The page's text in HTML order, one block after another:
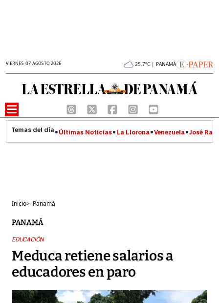
VIERNES 07 AGOSTO 2026 25.7°C | PANAMÁ
Últimas Noticias La Llorona Venezuela José
Inicio> Panamá
PANAMÁ
EDUCACIÓN
Meduca retiene salarios a
educadores en paro